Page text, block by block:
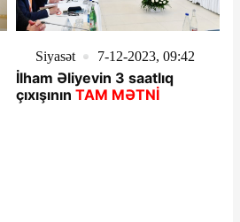
Siyasət 7-12-2023, 09:42
İlham Əliyevin 3 saatlıq
çıxışının TAM MƏTNİ